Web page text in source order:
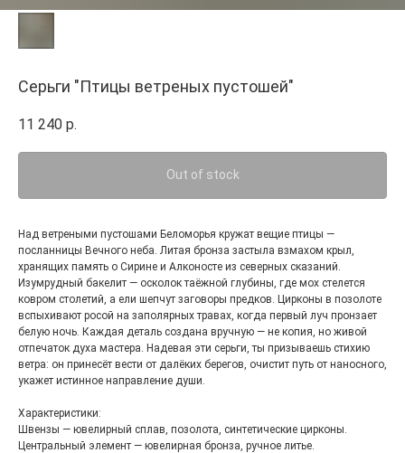
Серьги "Птицы ветреных пустошей"
11 240 р.
Out of stock
Над ветреными пустошами Беломорья кружат вещие птицы —
посланницы Вечного неба. Литая бронза застыла взмахом крыл,
хранящих память о Сирине и Алконосте из северных сказаний.
Изумрудный бакелит — осколок таёжной глубины, где мох стелется
ковром столетий, а ели шепчут заговоры предков. Цирконы в позолоте
вспыхивают росой на заполярных травах, когда первый луч пронзает
белую ночь. Каждая деталь создана вручную — не копия, но живой
отпечаток духа мастера. Надевая эти серьги, ты призываешь стихию
ветра: он принесёт вести от далёких берегов, очистит путь от наносного,
укажет истинное направление души.
Характеристики:
Швензы — ювелирный сплав, позолота, синтетические цирконы.
Центральный элемент — ювелирная бронза, ручное литье.